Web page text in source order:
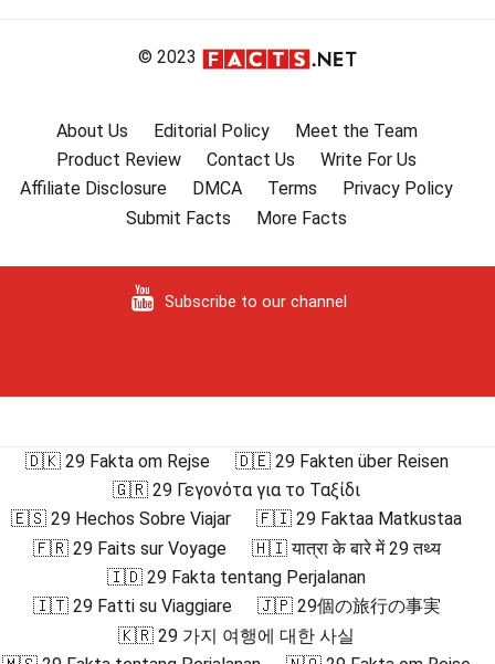
© 2023
About Us Editorial Policy
Meet the Team
Product Review
Contact Us
Write For Us
Affiliate Disclosure
DMCA Terms
Privacy Policy
Submit Facts
More Facts
Subscribe to our channel
🇩🇰 29 Fakta om Rejse
🇩🇪 29 Fakten über Reisen
🇬🇷 29 Γεγονότα για το Ταξίδι
🇪🇸 29 Hechos Sobre Viajar
🇫🇮 29 Faktaa Matkustaa
🇫🇷 29 Faits sur Voyage
🇭🇮 यात्रा के बारे में 29 तथ्य
🇮🇩 29 Fakta tentang Perjalanan
🇮🇹 29 Fatti su Viaggiare
🇯🇵 29個の旅行の事実
🇰🇷 29 가지 여행에 대한 사실